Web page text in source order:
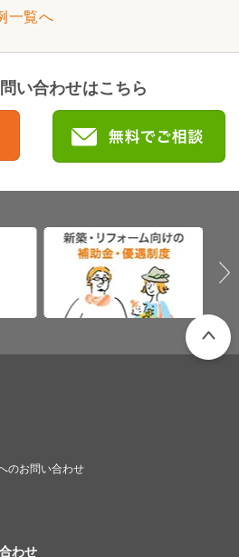
一覧へ
い合わせはこちら
のお問い合わせ
わせ